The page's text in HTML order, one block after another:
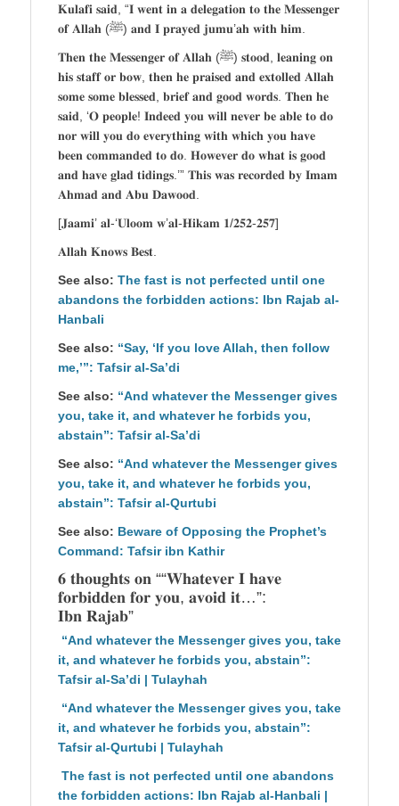
𝐊𝐮𝐥𝐚𝐟𝐢 𝐬𝐚𝐢𝐝, “𝐈 𝐰𝐞𝐧𝐭 𝐢𝐧 𝐚 𝐝𝐞𝐥𝐞𝐠𝐚𝐭𝐢𝐨𝐧 𝐭𝐨 𝐭𝐡𝐞 𝐌𝐞𝐬𝐬𝐞𝐧𝐠𝐞𝐫
𝐨𝐟 𝐀𝐥𝐥𝐚𝐡 (ﷺ) 𝐚𝐧𝐝 𝐈 𝐩𝐫𝐚𝐲𝐞𝐝 𝐣𝐮𝐦𝐮’𝐚𝐡 𝐰𝐢𝐭𝐡 𝐡𝐢𝐦.
𝐓𝐡𝐞𝐧 𝐭𝐡𝐞 𝐌𝐞𝐬𝐬𝐞𝐧𝐠𝐞𝐫 𝐨𝐟 𝐀𝐥𝐥𝐚𝐡 (ﷺ) 𝐬𝐭𝐨𝐨𝐝, 𝐥𝐞𝐚𝐧𝐢𝐧𝐠 𝐨𝐧
𝐡𝐢𝐬 𝐬𝐭𝐚𝐟𝐟 𝐨𝐫 𝐛𝐨𝐰, 𝐭𝐡𝐞𝐧 𝐡𝐞 𝐩𝐫𝐚𝐢𝐬𝐞𝐝 𝐚𝐧𝐝 𝐞𝐱𝐭𝐨𝐥𝐥𝐞𝐝 𝐀𝐥𝐥𝐚𝐡
𝐬𝐨𝐦𝐞 𝐬𝐨𝐦𝐞 𝐛𝐥𝐞𝐬𝐬𝐞𝐝, 𝐛𝐫𝐢𝐞𝐟 𝐚𝐧𝐝 𝐠𝐨𝐨𝐝 𝐰𝐨𝐫𝐝𝐬. 𝐓𝐡𝐞𝐧 𝐡𝐞
𝐬𝐚𝐢𝐝, ‘𝐎 𝐩𝐞𝐨𝐩𝐥𝐞! 𝐈𝐧𝐝𝐞𝐞𝐝 𝐲𝐨𝐮 𝐰𝐢𝐥𝐥 𝐧𝐞𝐯𝐞𝐫 𝐛𝐞 𝐚𝐛𝐥𝐞 𝐭𝐨 𝐝𝐨
𝐧𝐨𝐫 𝐰𝐢𝐥𝐥 𝐲𝐨𝐮 𝐝𝐨 𝐞𝐯𝐞𝐫𝐲𝐭𝐡𝐢𝐧𝐠 𝐰𝐢𝐭𝐡 𝐰𝐡𝐢𝐜𝐡 𝐲𝐨𝐮 𝐡𝐚𝐯𝐞
𝐛𝐞𝐞𝐧 𝐜𝐨𝐦𝐦𝐚𝐧𝐝𝐞𝐝 𝐭𝐨 𝐝𝐨. 𝐇𝐨𝐰𝐞𝐯𝐞𝐫 𝐝𝐨 𝐰𝐡𝐚𝐭 𝐢𝐬 𝐠𝐨𝐨𝐝
𝐚𝐧𝐝 𝐡𝐚𝐯𝐞 𝐠𝐥𝐚𝐝 𝐭𝐢𝐝𝐢𝐧𝐠𝐬.’” 𝐓𝐡𝐢𝐬 𝐰𝐚𝐬 𝐫𝐞𝐜𝐨𝐫𝐝𝐞𝐝 𝐛𝐲 𝐈𝐦𝐚𝐦
𝐀𝐡𝐦𝐚𝐝 𝐚𝐧𝐝 𝐀𝐛𝐮 𝐃𝐚𝐰𝐨𝐨𝐝.
[𝐉𝐚𝐚𝐦𝐢’ 𝐚𝐥-‘𝐔𝐥𝐨𝐨𝐦 𝐰’𝐚𝐥-𝐇𝐢𝐤𝐚𝐦 𝟏/𝟐𝟓𝟐-𝟐𝟓𝟕]
𝐀𝐥𝐥𝐚𝐡 𝐊𝐧𝐨𝐰𝐬 𝐁𝐞𝐬𝐭.
See also: The fast is not perfected until one
abandons the forbidden actions: Ibn Rajab al-
Hanbali
See also: “Say, ‘If you love Allah, then follow
me,’”: Tafsir al-Sa’di
See also: “And whatever the Messenger gives
you, take it, and whatever he forbids you,
abstain”: Tafsir al-Sa’di
See also: “And whatever the Messenger gives
you, take it, and whatever he forbids you,
abstain”: Tafsir al-Qurtubi
See also: Beware of Opposing the Prophet’s
Command: Tafsir ibn Kathir
𝟔 𝐭𝐡𝐨𝐮𝐠𝐡𝐭𝐬 𝐨𝐧 ““𝐖𝐡𝐚𝐭𝐞𝐯𝐞𝐫 𝐈 𝐡𝐚𝐯𝐞
𝐟𝐨𝐫𝐛𝐢𝐝𝐝𝐞𝐧 𝐟𝐨𝐫 𝐲𝐨𝐮, 𝐚𝐯𝐨𝐢𝐝 𝐢𝐭…”:
𝐈𝐛𝐧 𝐑𝐚𝐣𝐚𝐛”
“And whatever the Messenger gives you, take
it, and whatever he forbids you, abstain”:
Tafsir al-Sa’di | Tulayhah
“And whatever the Messenger gives you, take
it, and whatever he forbids you, abstain”:
Tafsir al-Qurtubi | Tulayhah
The fast is not perfected until one abandons
the forbidden actions: Ibn Rajab al-Hanbali |